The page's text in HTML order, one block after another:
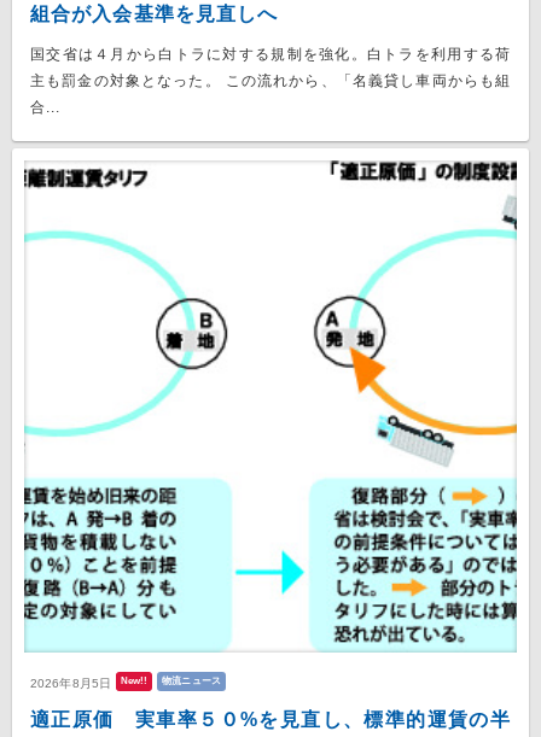
組合が入会基準を見直しへ
国交省は４月から白トラに対する規制を強化。白トラを利用する荷
主も罰金の対象となった。 この流れから、「名義貸し車両からも組
合...
2026年8月5日 New!! 物流ニュース
適正原価 実車率５０%を見直し、標準的運賃の半